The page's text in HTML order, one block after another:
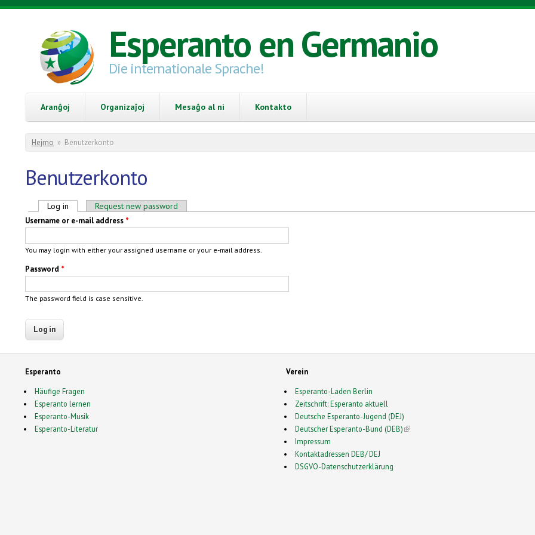
Skip to main content
Esperanto en Germanio
Die internationale Sprache!
Aranĝoj Organizaĵoj Mesaĝo al ni Kontakto
You are here
Hejmo » Benutzerkonto
Benutzerkonto
Primary tabs
Log in (active tab)Request new password
Username or e-mail address *
You may login with either your assigned username or your e-mail address.
Password *
The password field is case sensitive.
Esperanto
Häufige Fragen
Esperanto lernen
Esperanto-Musik
Esperanto-Literatur
Verein
Esperanto-Laden Berlin
Zeitschrift: Esperanto aktuell
Deutsche Esperanto-Jugend (DEJ)
Deutscher Esperanto-Bund (DEB)(link is external)
Impressum
Kontaktadressen DEB/ DEJ
DSGVO-Datenschutzerklärung